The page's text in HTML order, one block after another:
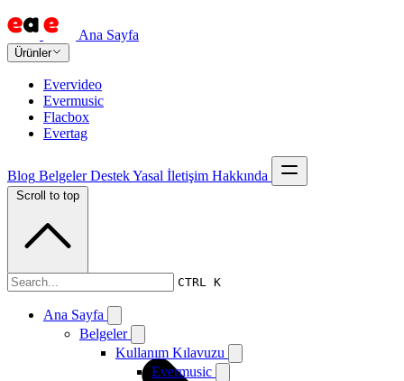
Ana Sayfa
Ürünler
Evervideo
Evermusic
Flacbox
Evertag
Blog Belgeler DestekYasal İletişim Hakkında
CTRL K
Ana Sayfa
Belgeler
Kullanım Kılavuzu
Evermusic
Scroll to top
Belgeler